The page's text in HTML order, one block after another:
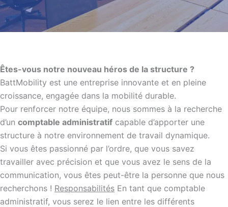
Êtes-vous notre nouveau héros de la structure ?
BattMobility est une entreprise innovante et en pleine
croissance, engagée dans la mobilité durable.
Pour renforcer notre équipe, nous sommes à la recherche
d’un comptable administratif capable d’apporter une
structure à notre environnement de travail dynamique.
Si vous êtes passionné par l’ordre, que vous savez
travailler avec précision et que vous avez le sens de la
communication, vous êtes peut-être la personne que nous
recherchons ! Responsabilités En tant que comptable
administratif, vous serez le lien entre les différents